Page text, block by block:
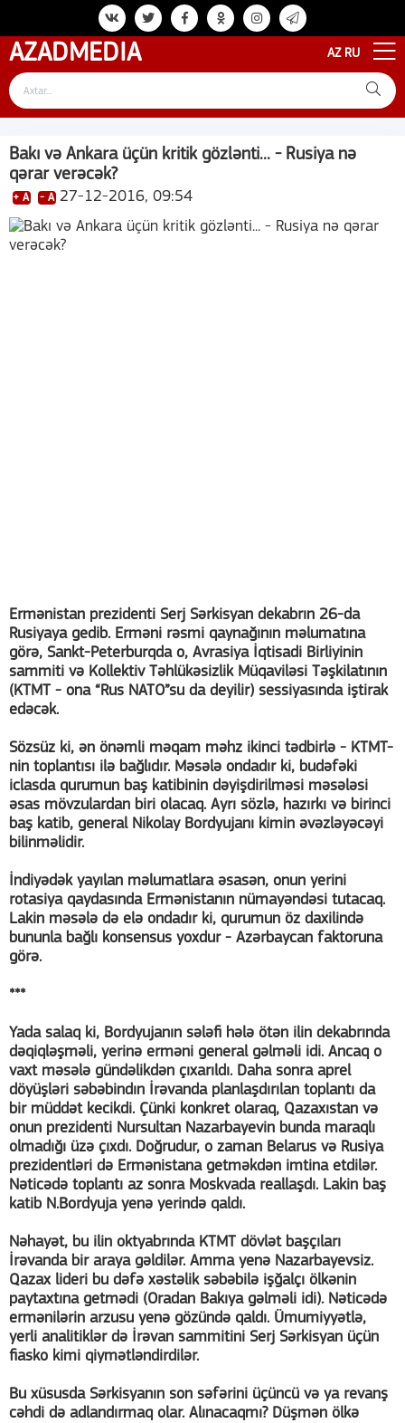
AZADMEDIA AZ RU
Bakı və Ankara üçün kritik gözlənti... - Rusiya nə
qərar verəcək?
+ A - A 27-12-2016, 09:54
Ermənistan prezidenti Serj Sərkisyan dekabrın 26-da
Rusiyaya gedib. Erməni rəsmi qaynağının məlumatına
görə, Sankt-Peterburqda o, Avrasiya İqtisadi Birliyinin
sammiti və Kollektiv Təhlükəsizlik Müqaviləsi Təşkilatının
(KTMT - ona “Rus NATO”su da deyilir) sessiyasında iştirak
edəcək.
Sözsüz ki, ən önəmli məqam məhz ikinci tədbirlə - KTMT-
nin toplantısı ilə bağlıdır. Məsələ ondadır ki, budəfəki
iclasda qurumun baş katibinin dəyişdirilməsi məsələsi
əsas mövzulardan biri olacaq. Ayrı sözlə, hazırkı və birinci
baş katib, general Nikolay Bordyujanı kimin əvəzləyəcəyi
bilinməlidir.
İndiyədək yayılan məlumatlara əsasən, onun yerini
rotasiya qaydasında Ermənistanın nümayəndəsi tutacaq.
Lakin məsələ də elə ondadır ki, qurumun öz daxilində
bununla bağlı konsensus yoxdur - Azərbaycan faktoruna
görə.
***
Yada salaq ki, Bordyujanın sələfi hələ ötən ilin dekabrında
dəqiqləşməli, yerinə erməni general gəlməli idi. Ancaq o
vaxt məsələ gündəlikdən çıxarıldı. Daha sonra aprel
döyüşləri səbəbindın İrəvanda planlaşdırılan toplantı da
bir müddət kecikdi. Çünki konkret olaraq, Qazaxıstan və
onun prezidenti Nursultan Nazarbayevin bunda maraqlı
olmadığı üzə çıxdı. Doğrudur, o zaman Belarus və Rusiya
prezidentləri də Ermənistana getməkdən imtina etdilər.
Nəticədə toplantı az sonra Moskvada reallaşdı. Lakin baş
katib N.Bordyuja yenə yerində qaldı.
Nəhayət, bu ilin oktyabrında KTMT dövlət başçıları
İrəvanda bir araya gəldilər. Amma yenə Nazarbayevsiz.
Qazax lideri bu dəfə xəstəlik səbəbilə işğalçı ölkənin
paytaxtına getmədi (Oradan Bakıya gəlməli idi). Nəticədə
ermənilərin arzusu yenə gözündə qaldı. Ümumiyyətlə,
yerli analitiklər də İrəvan sammitini Serj Sərkisyan üçün
fiasko kimi qiymətləndirdilər.
Bu xüsusda Sərkisyanın son səfərini üçüncü və ya revanş
cəhdi də adlandırmaq olar. Alınacaqmı? Düşmən ölkə